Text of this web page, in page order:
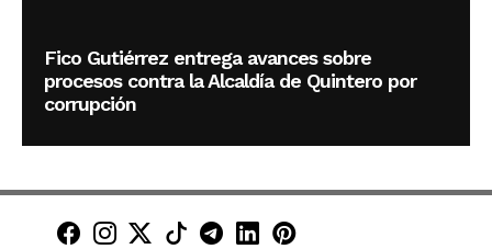
Fico Gutiérrez entrega avances sobre
procesos contra la Alcaldía de Quintero por
corrupción
Minuto30 en Facebook
Minuto30 en Instagram
Minuto30 en X (Twitter)
Minuto30 en TikTok
Canal de Minuto30 en
Minuto30 en LinkedIn
Minuto30 en